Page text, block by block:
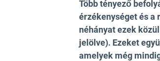
Több tényező
érzékenységet és a
néhányat ezek
jelölve). Ezeket
amelyek még